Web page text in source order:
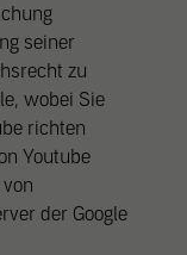
seiner
zu
wobei Sie
richten
Youtube
der Google